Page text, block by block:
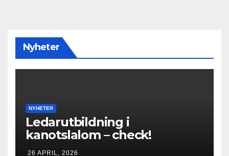
Nyheter
NYHETER
Ledarutbildning i
kanotslalom – check!
26 APRIL, 2026